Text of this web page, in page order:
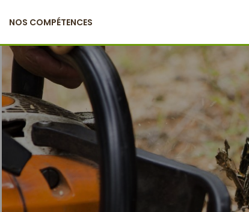
NOS COMPÉTENCES